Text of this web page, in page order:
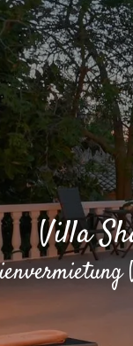
Villa